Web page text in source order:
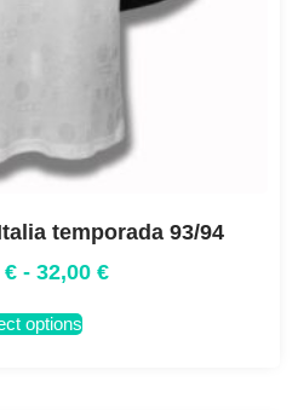
temporada 93/94
€ - 32,00 €
options